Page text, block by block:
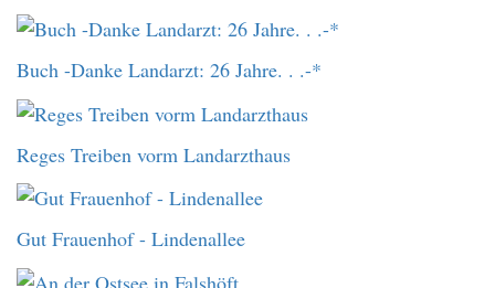
Buch -Danke Landarzt: 26 Jahre. . .-*
Reges Treiben vorm Landarzthaus
Gut Frauenhof - Lindenallee